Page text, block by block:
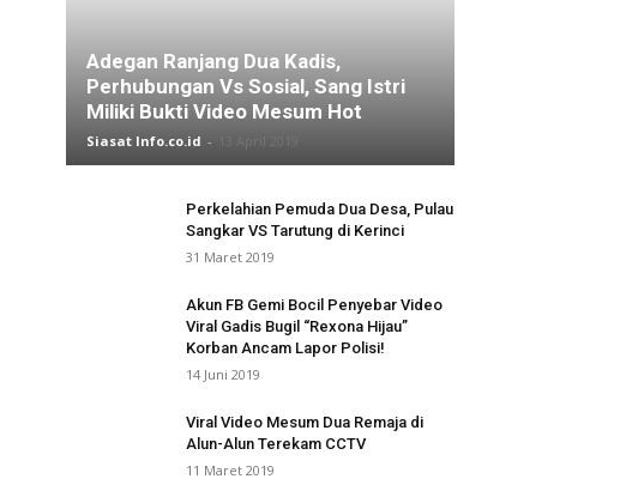
Adegan Ranjang Dua Kadis,
Perhubungan Vs Sosial, Sang Istri
Miliki Bukti Video Mesum Hot
Siasat Info.co.id -
Perkelahian Pemuda Dua Desa, Pulau
Sangkar VS Tarutung di Kerinci
31 Maret 2019
Akun FB Gemi Bocil Penyebar Video
Viral Gadis Bugil “Rexona Hijau”
Korban Ancam Lapor Polisi!
14 Juni 2019
Viral Video Mesum Dua Remaja di
Alun-Alun Terekam CCTV
11 Maret 2019